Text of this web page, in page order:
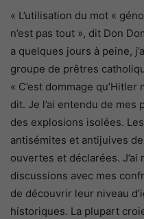
« L’utilisation du mot «
n’est pas tout », dit Don
a quelques jours à peine,
groupe de prêtres
« C’est dommage
dit. Je l’ai entendu de
des explosions isolées.
antisémites et antijuives de
ouvertes et déclarées. J’ai
discussions avec mes
de découvrir leur niveau
historiques. La plupart